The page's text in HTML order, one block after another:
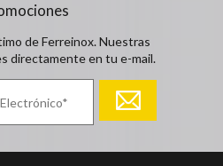
de Ferreinox. Nuestras
directamente en tu e-mail.